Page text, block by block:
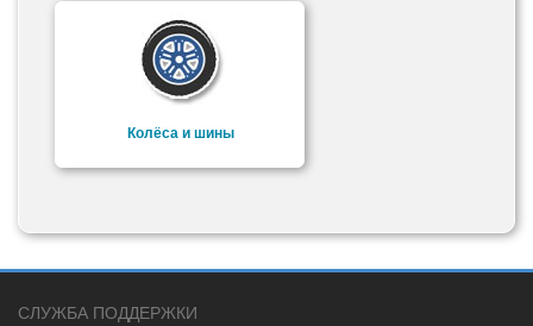
Колёса и шины
СЛУЖБА ПОДДЕРЖКИ